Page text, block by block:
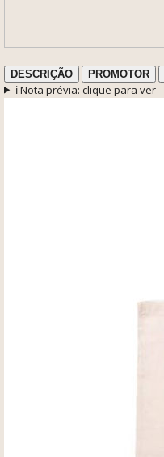
DESCRIÇÃO PROMOTOR
ℹ️ Nota prévia: clique para ver